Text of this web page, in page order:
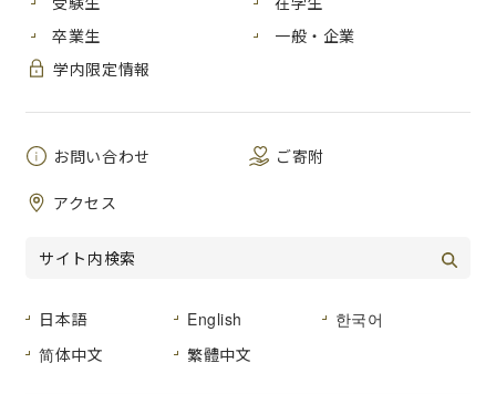
卒業生
一般・企業
学内限定情報
アクセス
お問い合わせ ご寄附
日本語
English
简体中文
繁體中文
한국어
する有限会社カレッジサロンピアロットへの感謝状贈呈式を
行いました。